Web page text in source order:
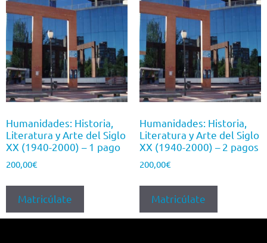
Humanidades: Historia,
Literatura y Arte del Siglo
XX (1940-2000) – 1 pago
200,00€
Matricúlate
Humanidades: Historia,
Literatura y Arte del Siglo
XX (1940-2000) – 2 pagos
200,00€
Matricúlate